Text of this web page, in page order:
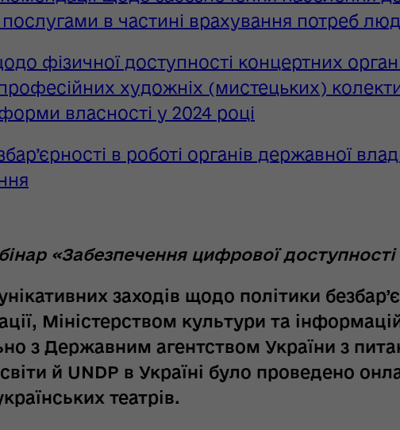
в частині врахування потреб
фізичної доступності концертних
художніх (мистецьких)
власності у 2024 році
в роботі органів державної
«Забезпечення цифрової доступності
заходів щодо політики
Міністерством культури та
з Державним агентством України з
й UNDP в Україні було проведено
театрів.